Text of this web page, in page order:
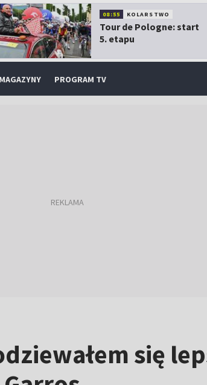
08:55 KOLARSTWO
Tour de Pologne: start
5. etapu
MAGAZYNY PROGRAM TV
się